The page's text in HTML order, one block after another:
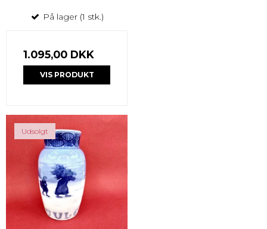
På lager (1 stk.)
1.095,00 DKK
VIS PRODUKT
Udsolgt